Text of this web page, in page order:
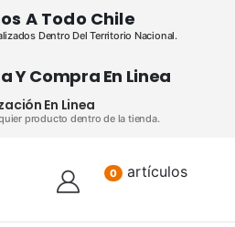
A Todo Chile
Dentro Del Territorio Nacional.
Y Compra En Linea
En Linea
producto dentro de la tienda.
0 artículos